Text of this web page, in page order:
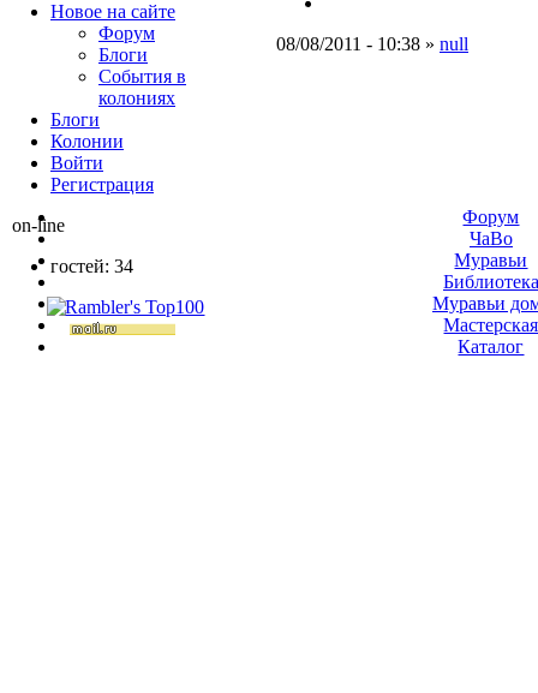
08/08/2011 - 10:38 » null
Новое на сайте
Форум
Блоги
События в
колониях
Блоги
Колонии
Войти
Peгиcтpaция
on-line
гостей: 34
Форум
ЧаВо
Муравьи
Библиотека
Муравьи
Мастерская
Каталог